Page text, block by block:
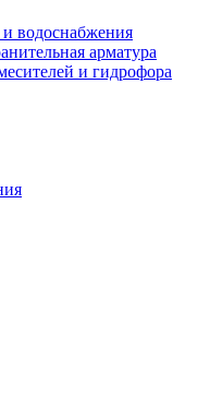
водоснабжения
арматура
и гидрофора